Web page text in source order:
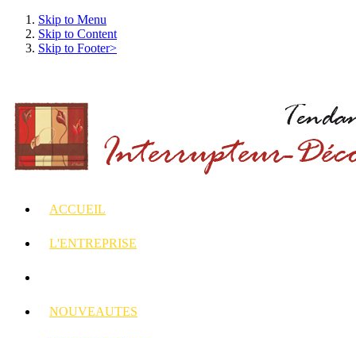
Skip to Menu
Skip to Content
Skip to Footer>
ACCUEIL
L'ENTREPRISE
NOUVEAUTES